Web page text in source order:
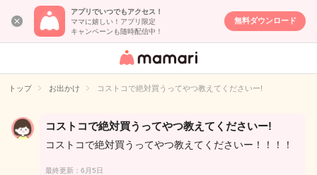
アプリでいつでもアクセス！
ママに嬉しい！アプリ限定
キャンペーンも随時配信中！
無料ダウンロード
女性専用匿名QA
イト
トップ お出かけ コストコで絶対買うってやつ教えてくださいー!
コストコで絶対買うってやつ教えてくださいー!
コストコで絶対買うってやつ教えてくださいー！！！！
最終更新：6月5日